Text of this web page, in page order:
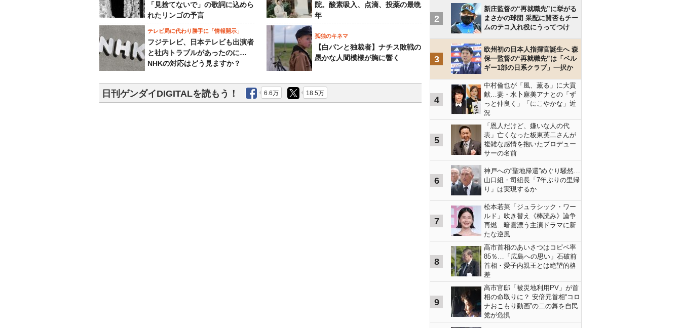
「見捨てないで」の歌詞に込めら
れたリンゴの予言
院。酸素吸入、点滴、投薬の最晩
年
テレビ局に代わり勝手に「情報開示」
フジテレビ、日本テレビも出演者
と社内トラブルがあったのに…
NHKの対応はどう見ますか？
孤独のキネマ
【白パンと独裁者】ナチス敗戦の
愚かな人間模様が胸に響く
日刊ゲンダイDIGITALを読もう！ 6.6万 18.5万
2
新庄監督の“再就職先”に挙がる
まさかの球団 采配に賛否もチー
ムのテコ入れ役にうってつけ
3
欧州初の日本人指揮官誕生へ 森
保一監督の“再就職先”は「ベル
ギー1部の日系クラブ」一択か
4
中村倫也が「風、薫る」に大貢
献…妻・水卜麻美アナとの「ず
っと仲良く」「にこやかな」近
況
5
「恩人だけど、嫌いな人の代
表」亡くなった板東英二さんが
複雑な感情を抱いたプロデュー
サーの名前
6
神戸への“聖地帰還”めぐり騒然…
山口組・司組長「7年ぶりの里帰
り」は実現するか
7
松本若菜「ジュラシック・ワー
ルド」吹き替え《棒読み》論争
再燃…暗雲漂う主演ドラマに新
たな逆風
8
高市首相のあいさつはコピペ率
85％…「広島への思い」石破前
首相・愛子内親王とは絶望的格
差
9
高市官邸「被災地利用PV」が首
相の命取りに？ 安倍元首相“コロ
ナおこもり動画”の二の舞を自民
党が危惧